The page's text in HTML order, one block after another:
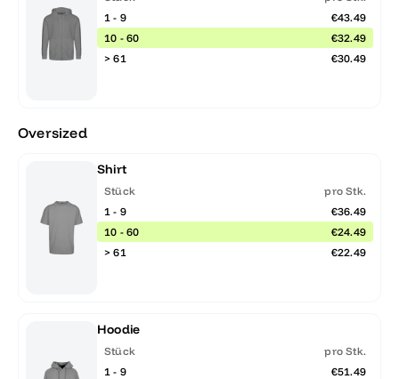
1 - 9
€43.49
10 - 60
€32.49
> 61
€30.49
Oversized
Shirt
Stück
pro Stk.
1 - 9
€36.49
10 - 60
€24.49
> 61
€22.49
Hoodie
Stück
pro Stk.
1 - 9
€51.49